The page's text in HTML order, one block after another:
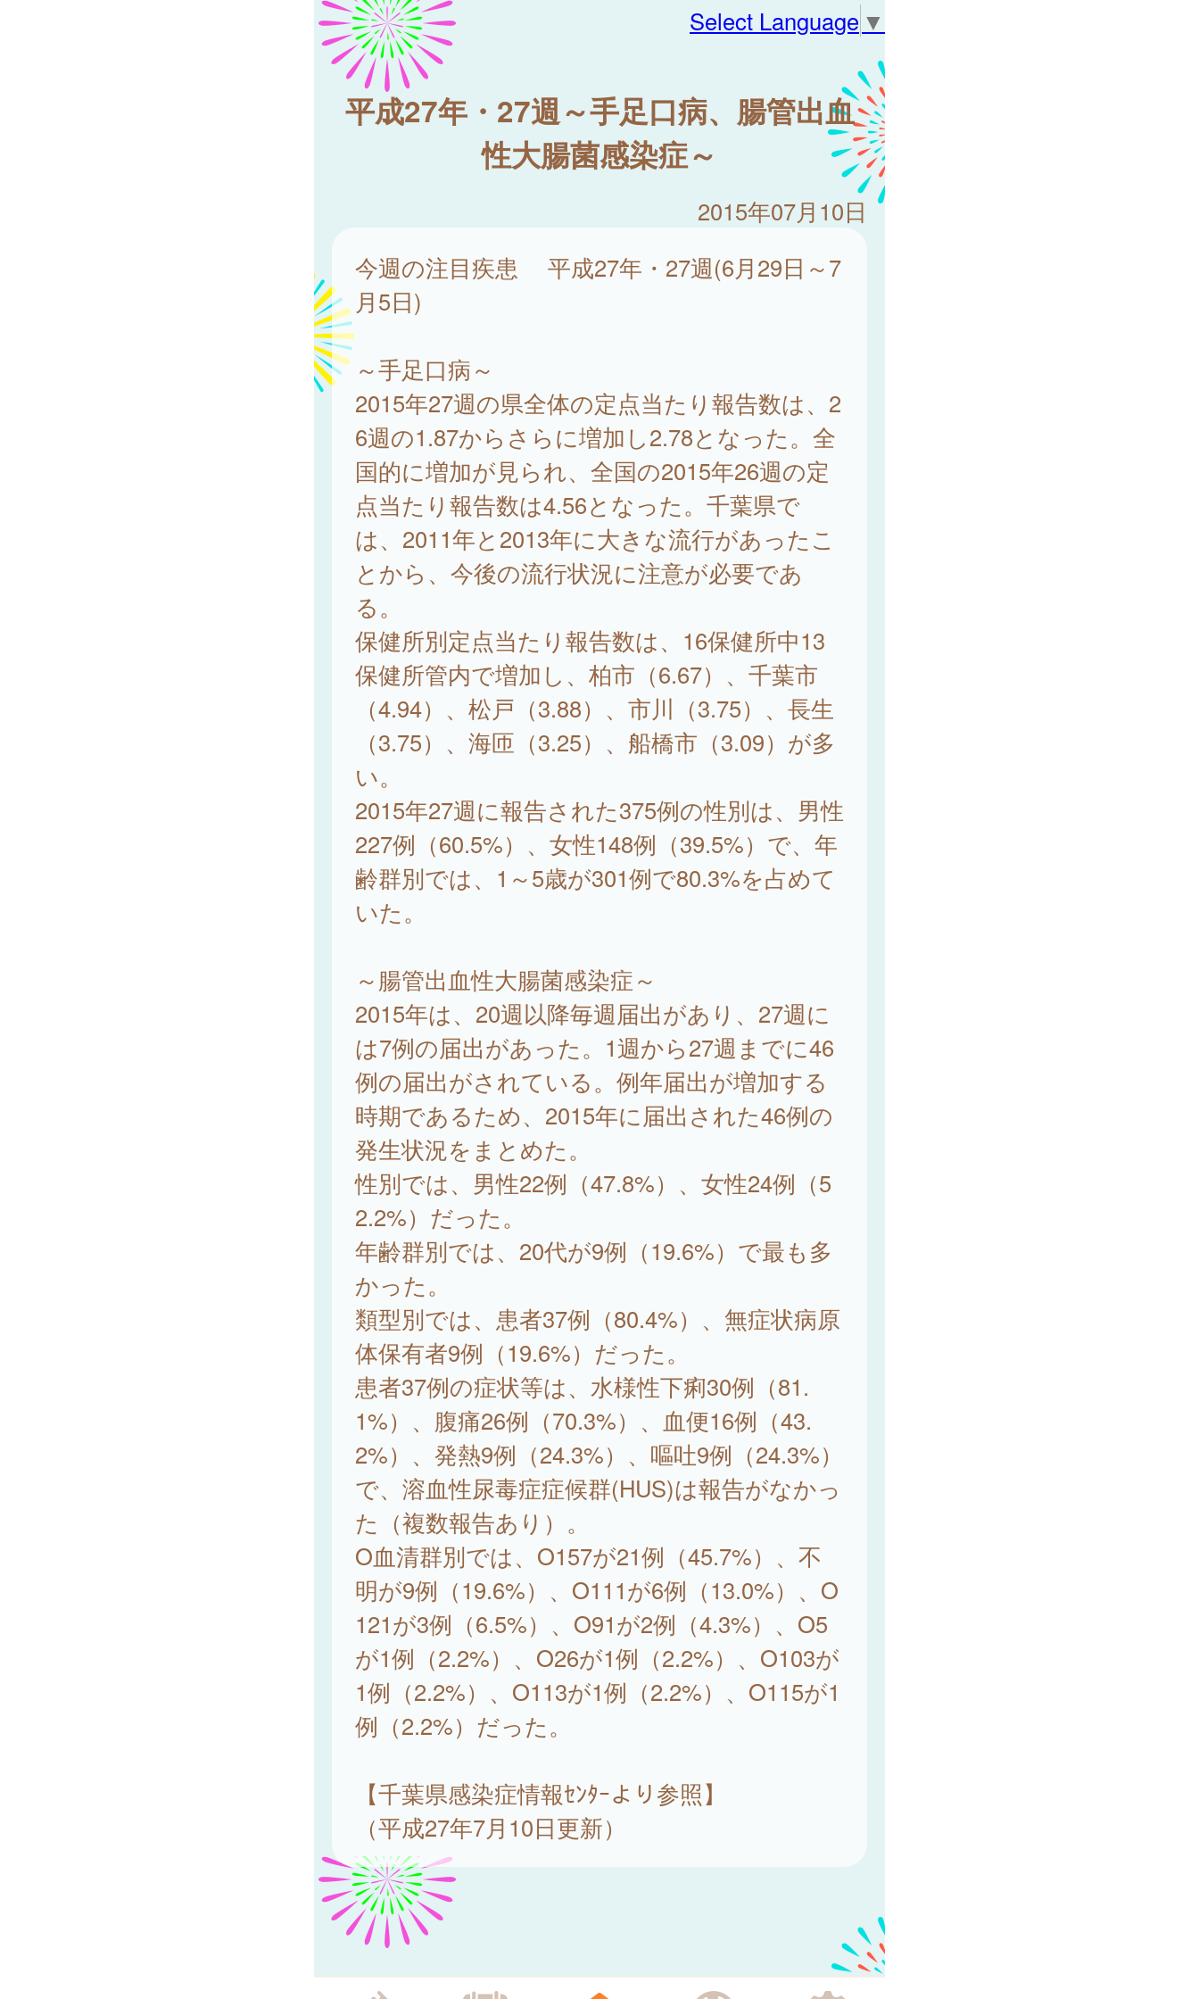
Select Language ▼
平成27年・27週～手足口病、腸管出血
性大腸菌感染症～
2015年07月10日
今週の注目疾患 平成27年・27週(6月29日～7
月5日)
～手足口病～
2015年27週の県全体の定点当たり報告数は、2
6週の1.87からさらに増加し2.78となった。全
国的に増加が見られ、全国の2015年26週の定
点当たり報告数は4.56となった。千葉県で
は、2011年と2013年に大きな流行があったこ
とから、今後の流行状況に注意が必要であ
る。
保健所別定点当たり報告数は、16保健所中13
保健所管内で増加し、柏市（6.67）、千葉市
（4.94）、松戸（3.88）、市川（3.75）、長生
（3.75）、海匝（3.25）、船橋市（3.09）が多
い。
2015年27週に報告された375例の性別は、男性
227例（60.5%）、女性148例（39.5%）で、年
齢群別では、1～5歳が301例で80.3%を占めて
いた。
～腸管出血性大腸菌感染症～
2015年は、20週以降毎週届出があり、27週に
は7例の届出があった。1週から27週までに46
例の届出がされている。例年届出が増加する
時期であるため、2015年に届出された46例の
発生状況をまとめた。
性別では、男性22例（47.8%）、女性24例（5
2.2%）だった。
年齢群別では、20代が9例（19.6%）で最も多
かった。
類型別では、患者37例（80.4%）、無症状病原
体保有者9例（19.6%）だった。
患者37例の症状等は、水様性下痢30例（81.
1%）、腹痛26例（70.3%）、血便16例（43.
2%）、発熱9例（24.3%）、嘔吐9例（24.3%）
で、溶血性尿毒症症候群(HUS)は報告がなかっ
た（複数報告あり）。
O血清群別では、O157が21例（45.7%）、不
明が9例（19.6%）、O111が6例（13.0%）、O
121が3例（6.5%）、O91が2例（4.3%）、O5
が1例（2.2%）、O26が1例（2.2%）、O103が
1例（2.2%）、O113が1例（2.2%）、O115が1
例（2.2%）だった。
【千葉県感染症情報ｾﾝﾀｰより参照】
（平成27年7月10日更新）